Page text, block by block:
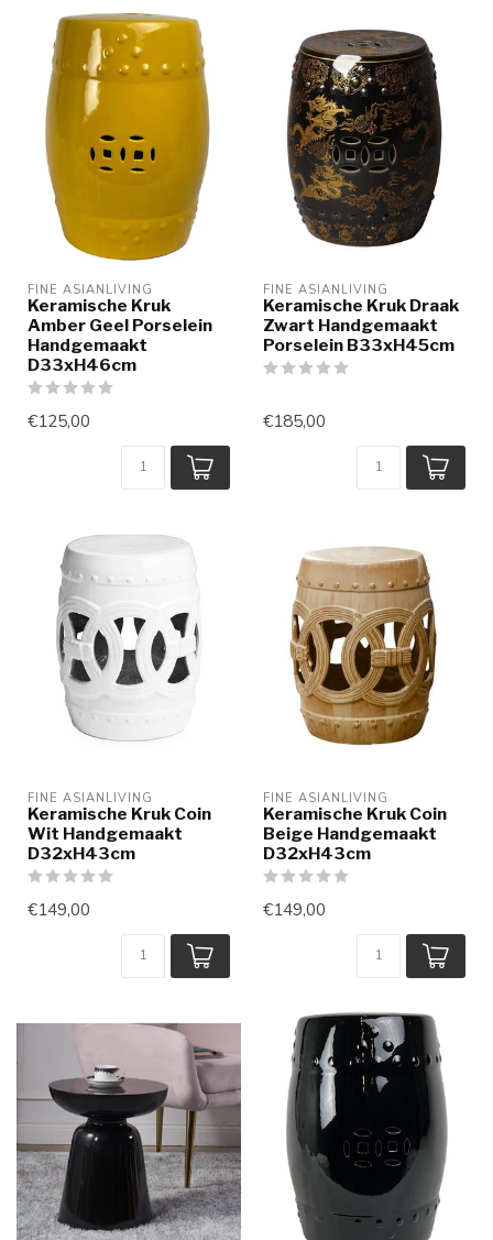
FINE ASIANLIVING
Keramische Kruk
Amber Geel Porselein
Handgemaakt
D33xH46cm
€125,00
FINE ASIANLIVING
Keramische Kruk Draak
Zwart Handgemaakt
Porselein B33xH45cm
€185,00
FINE ASIANLIVING
Keramische Kruk Coin
Wit Handgemaakt
D32xH43cm
€149,00
FINE ASIANLIVING
Keramische Kruk Coin
Beige Handgemaakt
D32xH43cm
€149,00